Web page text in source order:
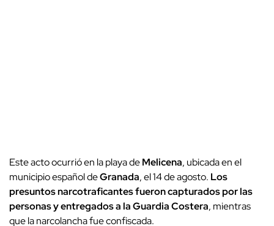
Este acto ocurrió en la playa deMelicena, ubicada en el
municipio español deGranada, el 14 de agosto. Los
presuntos narcotraficantes fueron capturados por las
personas y entregados a la Guardia Costera, mientras
que la narcolancha fue confiscada.